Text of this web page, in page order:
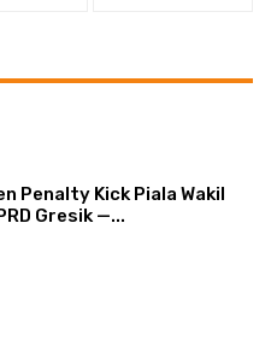
Penalty Kick Piala Wakil
Gresik —...